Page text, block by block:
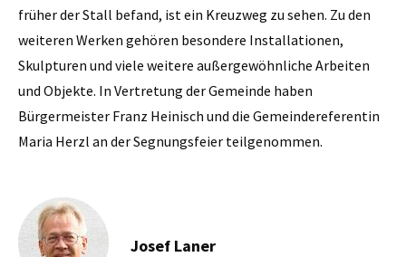
früher der Stall befand, ist ein Kreuzweg zu sehen. Zu den
weiteren Werken gehören besondere Installationen,
Skulpturen und viele weitere außergewöhnliche Arbeiten
und Objekte. In Vertretung der Gemeinde haben
Bürgermeister Franz Heinisch und die Gemeindereferentin
Maria Herzl an der Segnungsfeier teilgenommen.
Josef Laner